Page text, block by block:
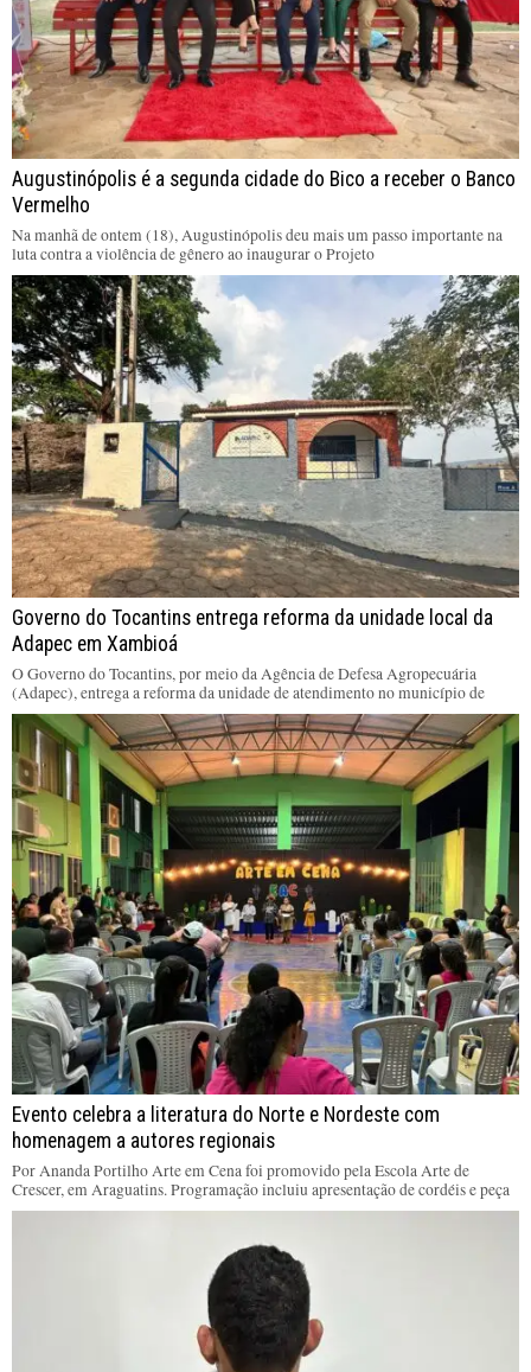
Augustinópolis é a segunda cidade do Bico a receber o Banco
Vermelho
Na manhã de ontem (18), Augustinópolis deu mais um passo importante na
luta contra a violência de gênero ao inaugurar o Projeto
Governo do Tocantins entrega reforma da unidade local da
Adapec em Xambioá
O Governo do Tocantins, por meio da Agência de Defesa Agropecuária
(Adapec), entrega a reforma da unidade de atendimento no município de
Evento celebra a literatura do Norte e Nordeste com
homenagem a autores regionais
Por Ananda Portilho Arte em Cena foi promovido pela Escola Arte de
Crescer, em Araguatins. Programação incluiu apresentação de cordéis e peça